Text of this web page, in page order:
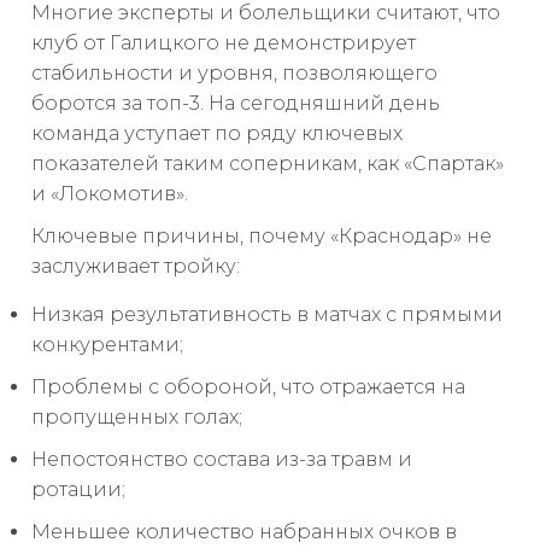
Многие эксперты и болельщики считают, что
клуб от Галицкого не демонстрирует
стабильности и уровня, позволяющего
боротся за топ-3. На сегодняшний день
команда уступает по ряду ключевых
показателей таким соперникам, как «Спартак»
и «Локомотив».
Ключевые причины, почему «Краснодар» не
заслуживает тройку:
Низкая результативность в матчах с прямыми
конкурентами;
Проблемы с обороной, что отражается на
пропущенных голах;
Непостоянство состава из-за травм и
ротации;
Меньшее количество набранных очков в